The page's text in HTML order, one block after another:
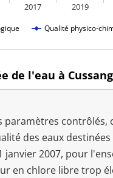
Qualité physico-
2017 2019
de l'eau à
paramètres
des eaux
janvier 2007, pour
en chlore libre trop